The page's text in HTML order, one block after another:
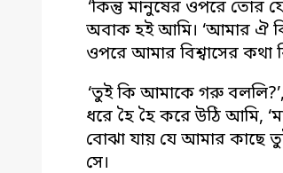
‘কিন্তু মানুষের ওপরে তোর
অবাক হই আমি। ‘আমার ঐ
ওপরে আমার বিশ্বাসের
‘তুই কি আমাকে গরু
ধরে হৈ হৈ করে উঠি আমি,
বোঝা যায় যে আমার কাছে
সে।